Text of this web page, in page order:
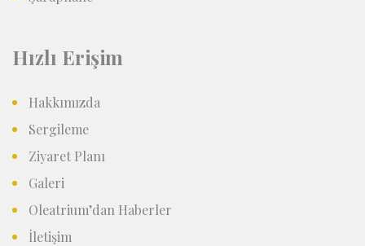
Hızlı Erişim
Hakkımızda
Sergileme
Ziyaret Planı
Galeri
Oleatrium’dan Haberler
İletişim